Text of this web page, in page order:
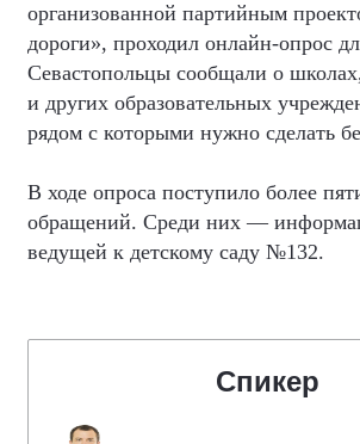
организованной партийным
дороги», проходил онлайн-опрос
Севастопольцы сообщали о
и других образовательных
рядом с которыми нужно сделать
В ходе опроса поступило более
обращений. Среди них —
ведущей к детскому саду №132.
Спикер